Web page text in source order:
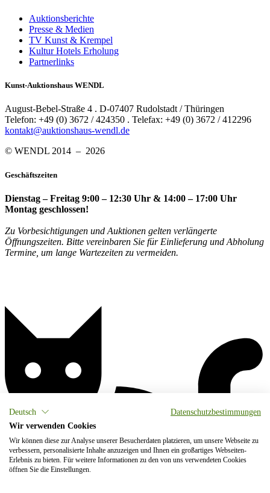
Auktionsberichte
Presse & Medien
TV Kunst & Krempel
Kultur Hotels Erholung
Partnerlinks
Kunst-Auktionshaus WENDL
August-Bebel-Straße 4 . D-07407 Rudolstadt / Thüringen
Telefon: +49 (0) 3672 / 424350 . Telefax: +49 (0) 3672 / 412296
kontakt@auktionshaus-wendl.de
© WENDL 2014 – 2026
Geschäftszeiten
Dienstag – Freitag 9:00 – 12:30 Uhr & 14:00 – 17:00 Uhr
Montag geschlossen!
Zu Vorbesichtigungen und Auktionen gelten verlängerte
Öffnungszeiten. Bitte vereinbaren Sie für Einlieferung und Abholung
Termine, um lange Wartezeiten zu vermeiden.
Deutsch
Datenschutzbestimmungen
Wir verwenden Cookies
Wir können diese zur Analyse unserer Besucherdaten platzieren, um unsere Webseite zu
verbessern, personalisierte Inhalte anzuzeigen und Ihnen ein großartiges Webseiten-
Erlebnis zu bieten. Für weitere Informationen zu den von uns verwendeten Cookies
öffnen Sie die Einstellungen.